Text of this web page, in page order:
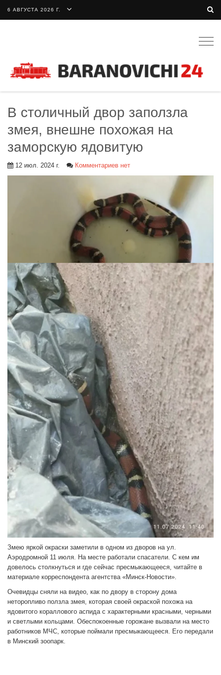
6 АВГУСТА 2026 Г.
В столичный двор заползла
змея, внешне похожая на
заморскую ядовитую
12 июл. 2024 г. Комментариев нет
Змею яркой окраски заметили в одном из дворов на ул.
Аэродромной 11 июля. На месте работали спасатели. С кем им
довелось столкнуться и где сейчас пресмыкающееся, читайте в
материале корреспондента агентства «Минск-Новости».
Очевидцы сняли на видео, как по двору в сторону дома
неторопливо ползла змея, которая своей окраской похожа на
ядовитого кораллового аспида с характерными красными, черными
и светлыми кольцами. Обеспокоенные горожане вызвали на место
работников МЧС, которые поймали пресмыкающееся. Его передали
в Минский зоопарк.